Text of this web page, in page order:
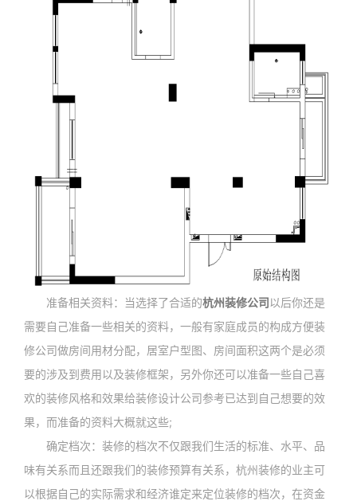
准备相关资料：当选择了合适的杭州装修公司以后你还是
需要自己准备一些相关的资料，一般有家庭成员的构成方便装
修公司做房间用材分配，居室户型图、房间面积这两个是必须
要的涉及到费用以及装修框架，另外你还可以准备一些自己喜
欢的装修风格和效果给装修设计公司参考已达到自己想要的效
果，而准备的资料大概就这些;
确定档次：装修的档次不仅跟我们生活的标准、水平、品
味有关系而且还跟我们的装修预算有关系，杭州装修的业主可
以根据自己的实际需求和经济谁定来定位装修的档次，在资金